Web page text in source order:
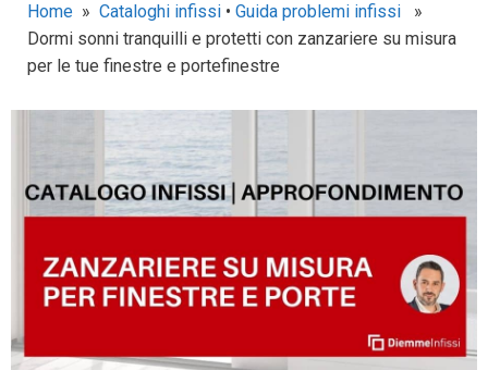
Home » Cataloghi infissi • Guida problemi infissi »
Dormi sonni tranquilli e protetti con zanzariere su misura
per le tue finestre e portefinestre